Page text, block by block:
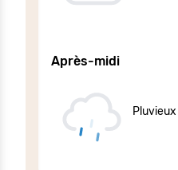
Après-midi
Pluvieux